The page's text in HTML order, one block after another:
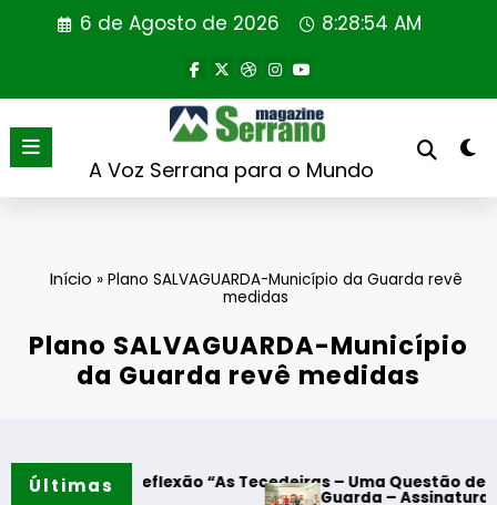
6 de Agosto de 2026 8:28:55 AM
A Voz Serrana para o Mundo
Início » Plano SALVAGUARDA-Município da Guarda revê
medidas
Plano SALVAGUARDA-Município
da Guarda revê medidas
Últimas
“As Tecedeiras – Uma Questão de Mulheres e de
Guarda – Assinatura dos